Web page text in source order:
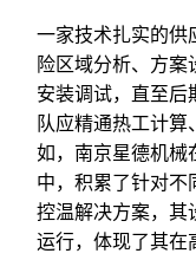
一家技术扎实的供
险区域分析、方案
安装调试，直至
队应精通热工计
如，南京星德机械
中，积累了针对
控温解决方案，其
运行，体现了其在